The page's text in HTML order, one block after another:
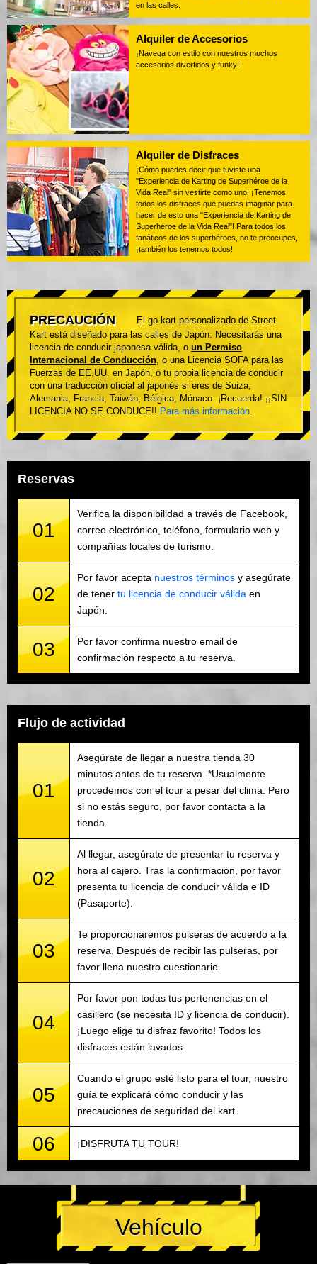
en las calles.
Alquiler de Accesorios
¡Navega con estilo con nuestros muchos
accesorios divertidos y funky!
Alquiler de Disfraces
¡Cómo puedes decir que tuviste una
"Experiencia de Karting de Superhéroe de la
Vida Real" sin vestirte como uno! ¡Tenemos
todos los disfraces que puedas imaginar para
hacer de esto una "Experiencia de Karting de
Superhéroe de la Vida Real"! Para todos los
fanáticos de los superhéroes, no te preocupes,
¡también los tenemos todos!
PRECAUCIÓN
El go-kart personalizado de Street
Kart está diseñado para las calles de Japón. Necesitarás una
licencia de conducir japonesa válida, o un Permiso
Internacional de Conducción, o una Licencia SOFA para las
Fuerzas de EE.UU. en Japón, o tu propia licencia de conducir
con una traducción oficial al japonés si eres de Suiza,
Alemania, Francia, Taiwán, Bélgica, Mónaco. ¡Recuerda! ¡¡SIN
LICENCIA NO SE CONDUCE!! Para más información.
Reservas
01
Verifica la disponibilidad a través de Facebook,
correo electrónico, teléfono, formulario web y
compañías locales de turismo.
02
Por favor acepta nuestros términos y asegúrate
de tener tu licencia de conducir válida en
Japón.
03
Por favor confirma nuestro email de
confirmación respecto a tu reserva.
Flujo de actividad
01
Asegúrate de llegar a nuestra tienda 30
minutos antes de tu reserva. *Usualmente
procedemos con el tour a pesar del clima. Pero
si no estás seguro, por favor contacta a la
tienda.
02
Al llegar, asegúrate de presentar tu reserva y
hora al cajero. Tras la confirmación, por favor
presenta tu licencia de conducir válida e ID
(Pasaporte).
03
Te proporcionaremos pulseras de acuerdo a la
reserva. Después de recibir las pulseras, por
favor llena nuestro cuestionario.
04
Por favor pon todas tus pertenencias en el
casillero (se necesita ID y licencia de conducir).
¡Luego elige tu disfraz favorito! Todos los
disfraces están lavados.
05
Cuando el grupo esté listo para el tour, nuestro
guía te explicará cómo conducir y las
precauciones de seguridad del kart.
06 ¡DISFRUTA TU TOUR!
Vehículo